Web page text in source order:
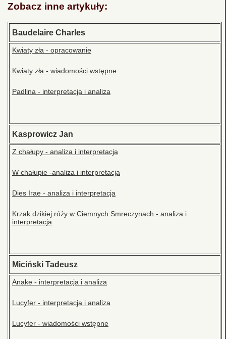
Zobacz inne artykuły:
Baudelaire Charles
Kwiaty zła - opracowanie
Kwiaty zła - wiadomości wstępne
Padlina - interpretacja i analiza
Kasprowicz Jan
Z chałupy - analiza i interpretacja
W chałupie -analiza i interpretacja
Dies Irae - analiza i interpretacja
Krzak dzikiej róży w Ciemnych Smreczynach - analiza i
interpretacja
Miciński Tadeusz
Anake - interpretacja i analiza
Lucyfer - interpretacja i analiza
Lucyfer - wiadomości wstępne